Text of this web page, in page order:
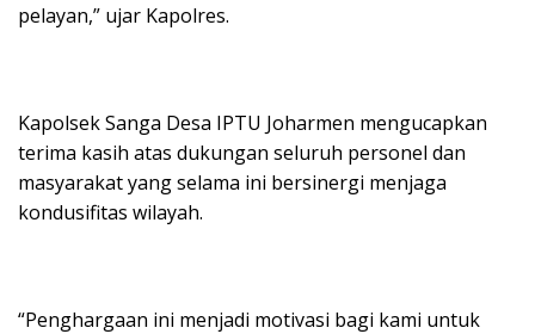
pelayan,” ujar Kapolres.
Kapolsek Sanga Desa IPTU Joharmen mengucapkan
terima kasih atas dukungan seluruh personel dan
masyarakat yang selama ini bersinergi menjaga
kondusifitas wilayah.
“Penghargaan ini menjadi motivasi bagi kami untuk